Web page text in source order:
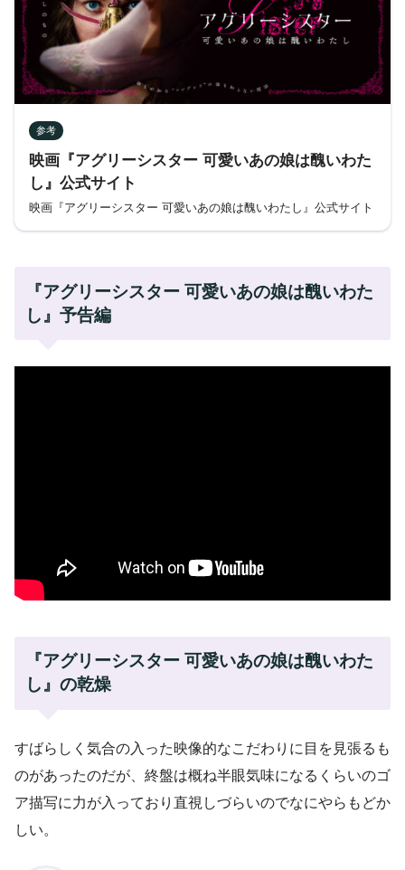
参考
映画『アグリーシスター 可愛いあの娘は醜いわた
し』公式サイト
映画『アグリーシスター 可愛いあの娘は醜いわたし』公式サイト
『アグリーシスター 可愛いあの娘は醜いわた
し』予告編
『アグリーシスター 可愛いあの娘は醜いわた
し』の乾燥
すばらしく気合の入った映像的なこだわりに目を見張るも
のがあったのだが、終盤は概ね半眼気味になるくらいのゴ
ア描写に力が入っており直視しづらいのでなにやらもどか
しい。